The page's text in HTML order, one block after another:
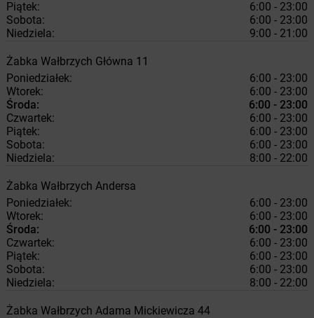
Piątek:
6:00 - 23:00
Sobota:
6:00 - 23:00
Niedziela:
9:00 - 21:00
Żabka Wałbrzych Główna 11
Poniedziałek:
6:00 - 23:00
Wtorek:
6:00 - 23:00
Środa:
6:00 - 23:00
Czwartek:
6:00 - 23:00
Piątek:
6:00 - 23:00
Sobota:
6:00 - 23:00
Niedziela:
8:00 - 22:00
Żabka Wałbrzych Andersa
Poniedziałek:
6:00 - 23:00
Wtorek:
6:00 - 23:00
Środa:
6:00 - 23:00
Czwartek:
6:00 - 23:00
Piątek:
6:00 - 23:00
Sobota:
6:00 - 23:00
Niedziela:
8:00 - 22:00
Żabka Wałbrzych Adama Mickiewicza 44